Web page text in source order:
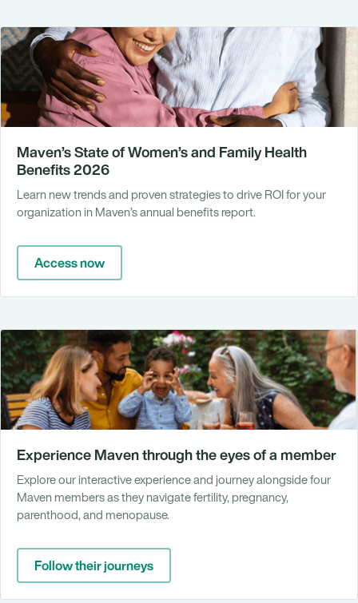
Maven’s State of Women’s and Family Health
Benefits 2026
Learn new trends and proven strategies to drive ROI for your
organization in Maven’s annual benefits report.
Access now
Experience Maven through the eyes of a member
Explore our interactive experience and journey alongside four
Maven members as they navigate fertility, pregnancy,
parenthood, and menopause.
Follow their journeys